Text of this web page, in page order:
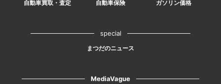
自動車買取・査定
自動車保険 ガソリン価格
special
まつだのニュース
MediaVague